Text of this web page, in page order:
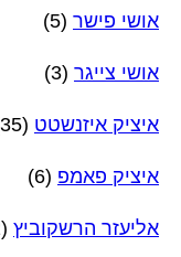
אושי פישר (5)
אושי צייגר (3)
איציק איזנשטט (35)
איציק פאמפ (6)
אליעזר הרשקוביץ (2)